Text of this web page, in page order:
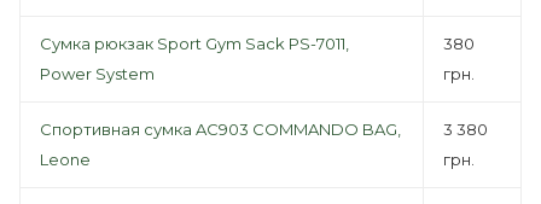
Сумка рюкзак Sport Gym Sack PS-7011,
Power System
380
грн.
Спортивная сумка AC903 COMMANDO BAG,
Leone
3 380
грн.